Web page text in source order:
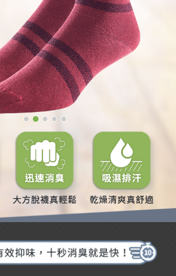
吸濕排汗 堅實品質真安心 大方脫襪真輕